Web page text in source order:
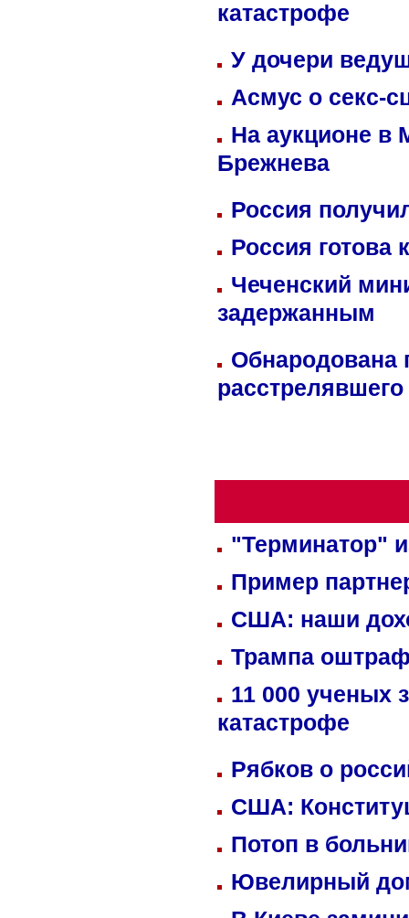
катастрофе
У дочери
Асмус о секс-
На аукционе в
Брежнева
Россия
Россия готова
Чеченский
задержанным
Обнародована
"Терминатор"
Пример
США: наши
Трампа
11 000 ученых
катастрофе
Рябков о
США:
Потоп в
Ювелирный